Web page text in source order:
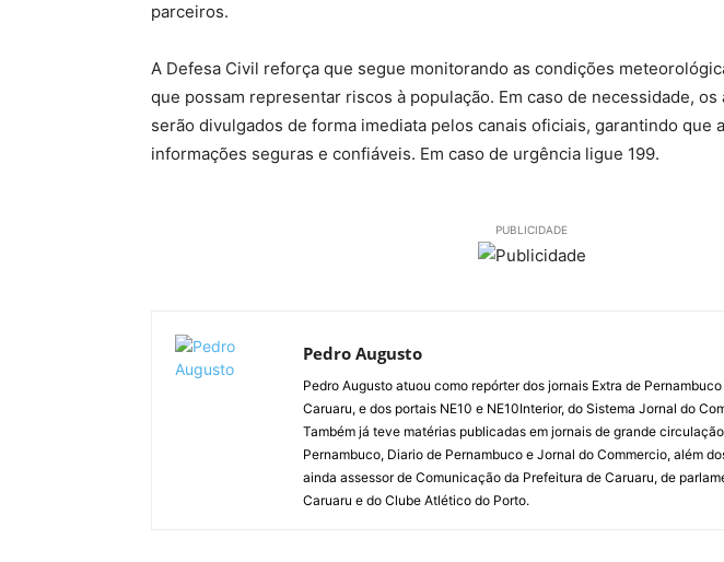
parceiros.
A Defesa Civil reforça que segue monitorando as condições
que possam representar riscos à população. Em caso de necessidade,
serão divulgados de forma imediata pelos canais oficiais, garantindo que
informações seguras e confiáveis. Em caso de urgência ligue 199.
PUBLICIDADE
Pedro Augusto
Pedro Augusto atuou como repórter dos jornais Extra de
Caruaru, e dos portais NE10 e NE10Interior, do Sistema Jornal do
Também já teve matérias publicadas em jornais de grande
Pernambuco, Diario de Pernambuco e Jornal do Commercio, além
ainda assessor de Comunicação da Prefeitura de Caruaru, de
Caruaru e do Clube Atlético do Porto.